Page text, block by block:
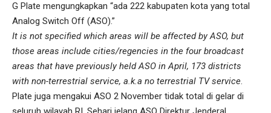
G Plate mengungkapkan “ada 222 kabupaten kota yang total
Analog Switch Off (ASO).”
It is not specified which areas will be affected by ASO, but
those areas include cities/regencies in the four broadcast
areas that have previously held ASO in April, 173 districts
with non-terrestrial service, a.k.a no terrestrial TV service.
Plate juga mengakui ASO 2 November tidak total di gelar di